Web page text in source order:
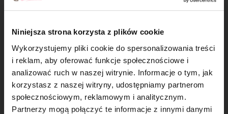
Niniejsza strona korzysta z plików cookie
Wykorzystujemy pliki cookie do spersonalizowania treści
i reklam, aby oferować funkcje społecznościowe i
analizować ruch w naszej witrynie. Informacje o tym, jak
korzystasz z naszej witryny, udostępniamy partnerom
społecznościowym, reklamowym i analitycznym.
Partnerzy mogą połączyć te informacje z innymi danymi
Jogurtowe ciasto
z kruszonką
Amaretti ×